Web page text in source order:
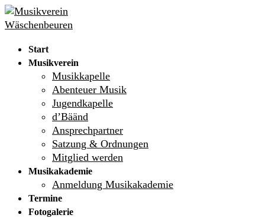
Skip
to
Menu
Close
Start
Musikverein
Musikkapelle
Abenteuer Musik
Jugendkapelle
d’Bäänd
Ansprechpartner
Satzung & Ordnungen
Mitglied werden
Musikakademie
Anmeldung Musikakademie
Termine
Fotogalerie